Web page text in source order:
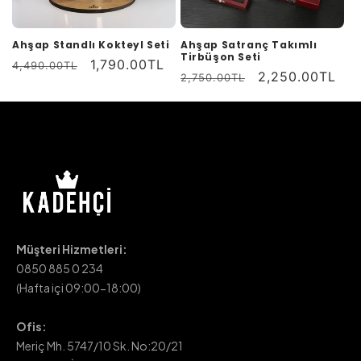
Ahşap Standlı Kokteyl Seti
Normal
4,490.00TL
İndirimli
1,790.00TL
Ahşap Satranç Takımlı
Tirbüşon Seti
Normal
2,750.00TL
İndirimli
2,250.00TL
Müşteri Hizmetleri:
0850 885 0 234
(Hafta içi 09:00-18:00)
Ofis:
Meriç Mh. 5747/10 Sk. No:20/21